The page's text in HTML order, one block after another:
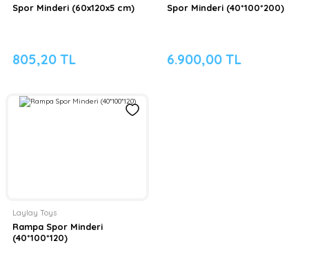
Spor Minderi (60x120x5 cm)
805,20 TL
Spor Minderi (40*100*200)
6.900,00 TL
Laylay Toys
Rampa Spor Minderi
(40*100*120)